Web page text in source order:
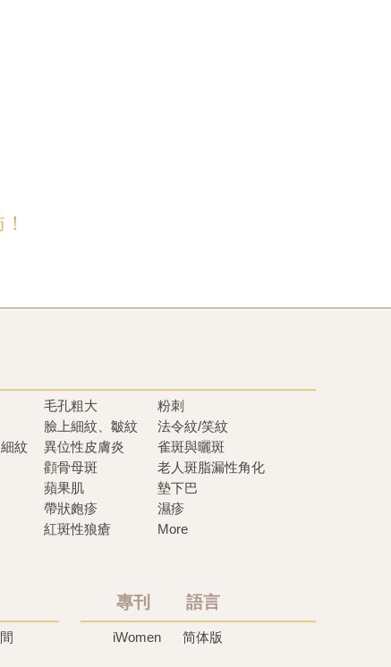
毛孔粗大
粉刺
臉上細紋、皺紋
法令紋/笑紋
紋 異位性皮膚炎
雀斑與曬斑
顴骨母斑
老人斑脂漏性角化
蘋果肌
墊下巴
帶狀皰疹
濕疹
紅斑性狼瘡 More
專刊 語言
iWomen 简体版